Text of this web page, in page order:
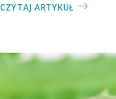
CZYTAJ ARTYKUŁ